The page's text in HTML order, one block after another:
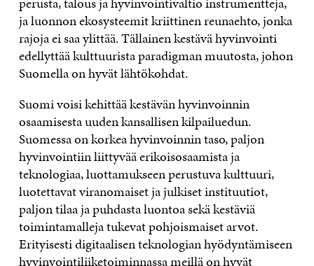
ja luonnon ekosysteemit kriittinen reunaehto, jonka
rajoja ei saa ylittää. Tällainen kestävä hyvinvointi
edellyttää kulttuurista paradigman muutosta, johon
Suomella on hyvät lähtökohdat.
Suomi voisi kehittää kestävän hyvinvoinnin
osaamisesta uuden kansallisen kilpailuedun.
Suomessa on korkea hyvinvoinnin taso, paljon
hyvinvointiin liittyvää erikoisosaamista ja
teknologiaa, luottamukseen perustuva kulttuuri,
luotettavat viranomaiset ja julkiset instituutiot,
paljon tilaa ja puhdasta luontoa sekä kestäviä
toimintamalleja tukevat pohjoismaiset arvot.
Erityisesti digitaalisen teknologian hyödyntämiseen
hyvinvointiliiketoiminnassa meillä on hyvät